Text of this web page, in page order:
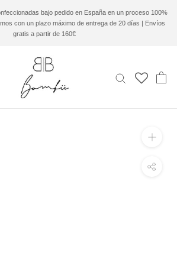
bajo pedido en España en un proceso 100%
con un plazo máximo de entrega de 20 días | Envíos
gratis a partir de 160€